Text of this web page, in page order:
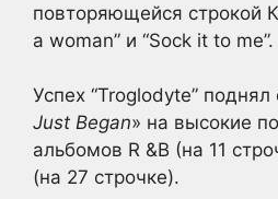
повторяющейся строкой
a woman” и “Sock it to me”.
Успех “Troglodyte”
Just Began» на высокие
альбомов R &B (на 11
(на 27 строчке).